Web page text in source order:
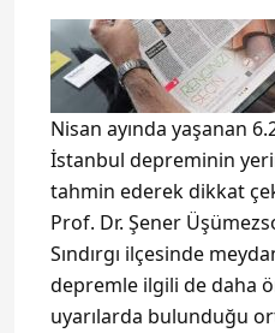
Nisan ayında yaşanan
İstanbul depreminin
tahmin ederek dikkat
Prof. Dr. Şener
Sındırgı ilçesinde
depremle ilgili de daha
uyarılarda bulunduğu